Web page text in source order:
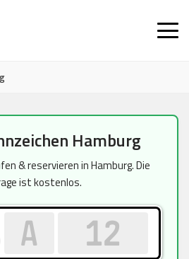
Hamburg
& reservieren in Hamburg. Die
ist kostenlos.